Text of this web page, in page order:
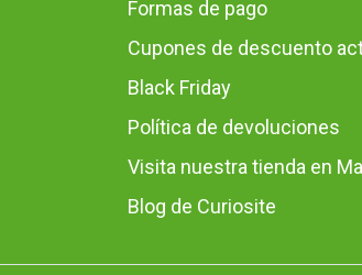
Formas de pago
Cupones de descuento
Black Friday
Política de devoluciones
Visita nuestra tienda en
Blog de Curiosite